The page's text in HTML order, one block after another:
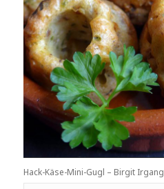
Hack-Käse-Mini-Gugl – Birgit Irgang